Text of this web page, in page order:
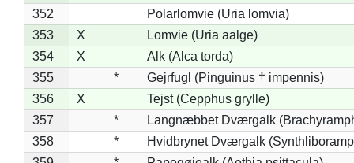
352
Polarlomvie (Uria lomvia)
353
X
Lomvie (Uria aalge)
354
X
Alk (Alca torda)
355
*
Gejrfugl (Pinguinus † impennis)
356
X
Tejst (Cepphus grylle)
357
*
Langnæbbet Dværgalk
358
*
Hvidbrynet Dværgalk